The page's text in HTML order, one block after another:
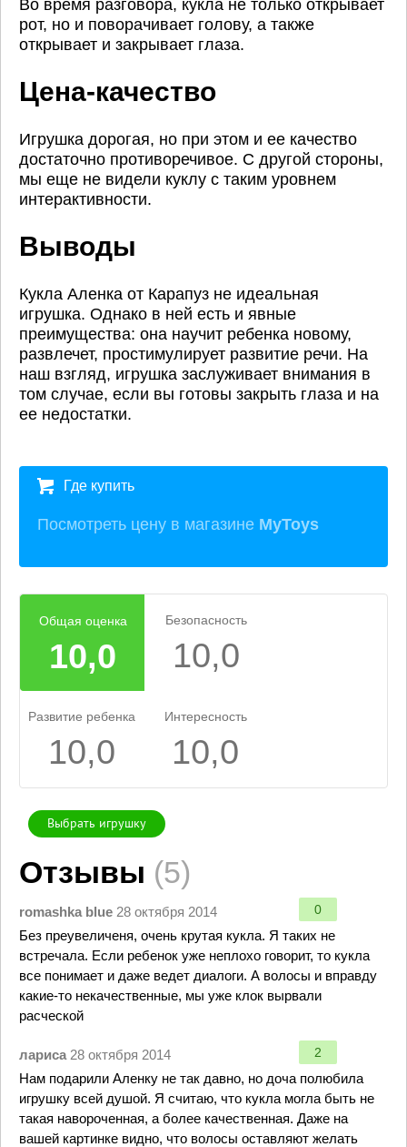
Во время разговора, кукла не только открывает
рот, но и поворачивает голову, а также
открывает и закрывает глаза.
Цена-качество
Игрушка дорогая, но при этом и ее качество
достаточно противоречивое. С другой стороны,
мы еще не видели куклу с таким уровнем
интерактивности.
Выводы
Кукла Аленка от Карапуз не идеальная
игрушка. Однако в ней есть и явные
преимущества: она научит ребенка новому,
развлечет, простимулирует развитие речи. На
наш взгляд, игрушка заслуживает внимания в
том случае, если вы готовы закрыть глаза и на
ее недостатки.
Где купить
Посмотреть цену в магазине MyToys
Общая оценка
10,0
Безопасность
10,0
Развитие ребенка
10,0
Интересность
10,0
Выбрать игрушку
Отзывы (5)
romashka blue 28 октября 2014 0
Без преувеличеня, очень крутая кукла. Я таких не
встречала. Если ребенок уже неплохо говорит, то кукла
все понимает и даже ведет диалоги. А волосы и вправду
какие-то некачественные, мы уже клок вырвали
расческой
лариса 28 октября 2014 2
Нам подарили Аленку не так давно, но доча полюбила
игрушку всей душой. Я считаю, что кукла могла быть не
такая навороченная, а более качественная. Даже на
вашей картинке видно, что волосы оставляют желать